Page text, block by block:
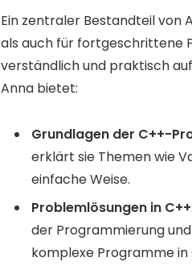
Ein zentraler Bestandteil von
als auch für fortgeschrittene
verständlich und praktisch
Anna bietet:
Grundlagen der C++-
erklärt sie Themen wie
einfache Weise.
Problemlösungen in C++
der Programmierung
komplexe Programme